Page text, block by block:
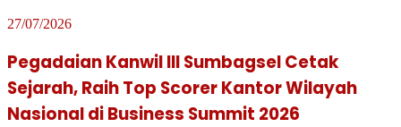
27/07/2026
Pegadaian Kanwil III Sumbagsel Cetak
Sejarah, Raih Top Scorer Kantor Wilayah
Nasional di Business Summit 2026